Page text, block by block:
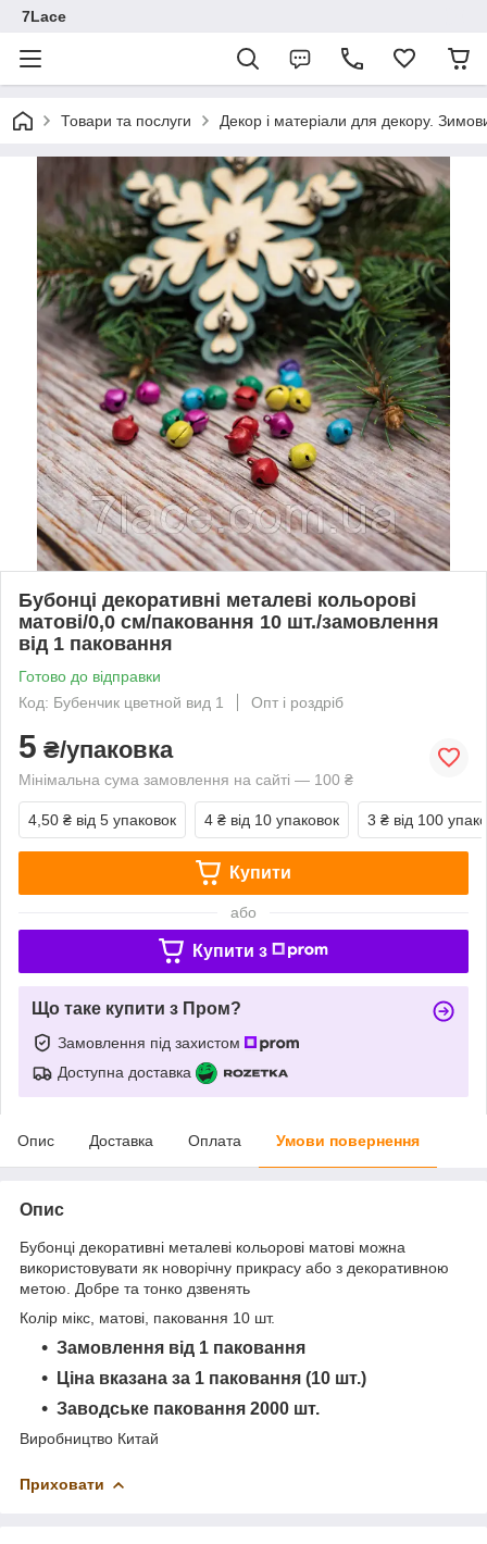
7Lace
Товари та послуги Декор і матеріали для декору.
Бубонці декоративні металеві кольорові
матові/0,0 см/паковання 10 шт./замовлення
від 1 паковання
Готово до відправки
Код: Бубенчик цветной вид 1
Опт і роздріб
5 ₴/упаковка
Мінімальна сума замовлення на сайті — 100 ₴
4,50 ₴ від 5 упаковок 4 ₴ від 10 упаковок 3 ₴ від 100
Купити
або
Купити з
Що таке купити з Пром?
Замовлення під захистом
Доступна доставка
Опис Доставка Оплата Умови повернення
Опис
Бубонці декоративні металеві кольорові матові можна
використовувати як новорічну прикрасу або з декоративною
метою. Добре та тонко дзвенять
Колір мікс, матові, паковання 10 шт.
Замовлення від 1 паковання
Ціна вказана за 1 паковання (10 шт.)
Заводське паковання 2000 шт.
Виробництво Китай
Приховати